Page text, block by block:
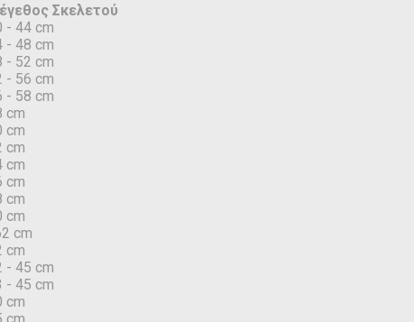
Σκελετού
- 44 cm
- 48 cm
- 52 cm
- 56 cm
- 58 cm
cm
cm
cm
cm
cm
cm
cm
cm
cm
- 45 cm
- 45 cm
cm